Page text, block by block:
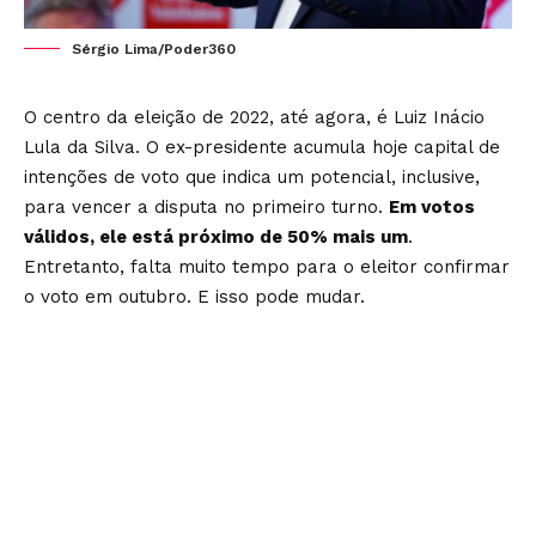
Sérgio Lima/Poder360
O centro da eleição de 2022, até agora, é Luiz Inácio
Lula da Silva. O ex-presidente acumula hoje capital de
intenções de voto que indica um potencial, inclusive,
para vencer a disputa no primeiro turno. Em votos
válidos, ele está próximo de 50% mais um.
Entretanto, falta muito tempo para o eleitor confirmar
o voto em outubro. E isso pode mudar.